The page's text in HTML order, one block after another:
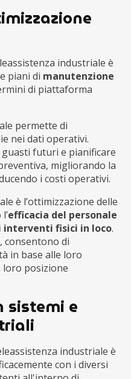
industriale è
piani di manutenzione
di piattaforma
permette di
nei dati operativi.
futuri e pianificare
migliorando la
i costi operativi.
è l’ottimizzazione delle
efficacia del personale
interventi fisici in loco.
consentono di
in base alle loro
loro posizione
sistemi e
industriale è
con i diversi